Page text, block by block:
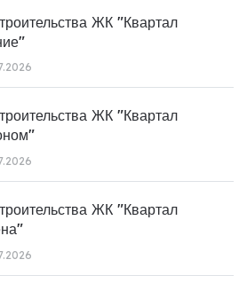
ЖК "Квартал
ЖК "Квартал
ЖК "Квартал